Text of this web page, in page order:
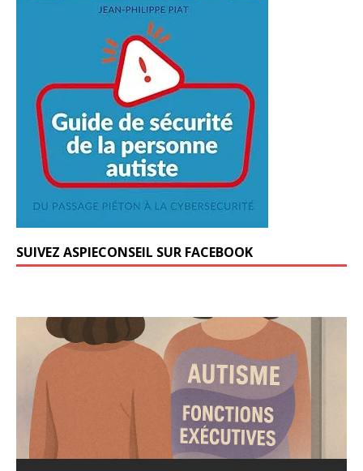
SUIVEZ ASPIECONSEIL SUR FACEBOOK